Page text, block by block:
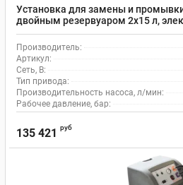
Установка для замены и
двойным резервуаром 2х15 л,
Wiederkraft WDK-ATF988
Производитель:
Артикул:
Сеть, В:
Тип привода:
Производительность насоса, л/мин:
Рабочее давление, бар:
135 421 руб